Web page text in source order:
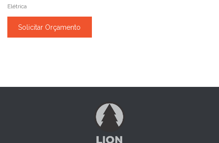
Elétrica
Solicitar Orçamento